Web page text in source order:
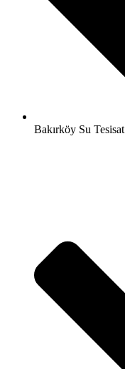
Bakırköy Su Tesisat